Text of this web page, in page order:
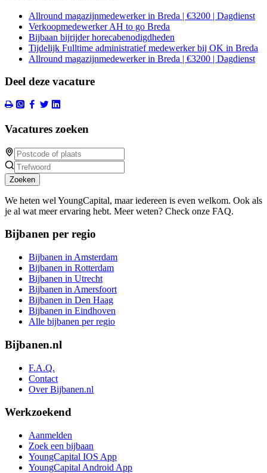
Allround magazijnmedewerker in Breda | €3200 | Dagdienst
Verkoopmedewerker AH to go Breda
Bijbaan bijrijder horecabenodigdheden
Tijdelijk Fulltime administratief medewerker bij OK in Breda
Allround magazijnmedewerker in Breda | €3200 | Dagdienst
Deel deze vacature
Vacatures zoeken
Zoeken
We heten wel YoungCapital, maar iedereen is even welkom. Ook als
je al wat meer ervaring hebt. Meer weten? Check onze FAQ.
Bijbanen per regio
Bijbanen in Amsterdam
Bijbanen in Rotterdam
Bijbanen in Utrecht
Bijbanen in Amersfoort
Bijbanen in Den Haag
Bijbanen in Eindhoven
Alle bijbanen per regio
Bijbanen.nl
F.A.Q.
Contact
Over Bijbanen.nl
Werkzoekend
Aanmelden
Zoek een bijbaan
YoungCapital IOS App
YoungCapital Android App